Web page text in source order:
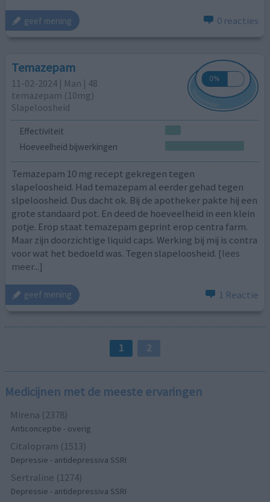
geef mening 0 reacties
Temazepam
11-02-2024 | Man | 48
temazepam (10mg)
Slapeloosheid
Effectiviteit
Hoeveelheid bijwerkingen
Temazepam 10 mg recept gekregen tegen
slapeloosheid. Had temazepam al eerder gehad tegen
slpeloosheid. Dus dacht ok. Bij de apotheker pakte hij een
grote standaard pot. En deed de hoeveelheid in een klein
potje. Erop staat temazepam geprint erop centra farm.
Maar zijn doorzichtige liquid caps. Werking bij mij is contra
voor wat het bedoeld was. Tegen slapeloosheid. [lees
meer...]
geef mening 1 Reactie
1 2
Medicijnen met de meeste ervaringen
Mirena (2378)
Anticonceptie - overig
Citalopram (1513)
Depressie - antidepressiva SSRI
Sertraline (1274)
Depressie - antidepressiva SSRI